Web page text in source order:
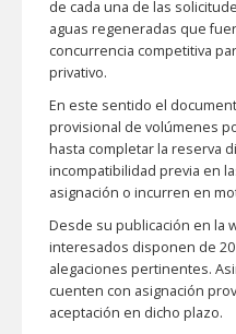
de cada una de las
aguas regeneradas que
concurrencia competitiva
privativo.
En este sentido el
provisional de volúmenes
hasta completar la reserva
incompatibilidad previa en
asignación o incurren en
Desde su publicación en la
interesados disponen de
alegaciones pertinentes.
cuenten con asignación
aceptación en dicho plazo.